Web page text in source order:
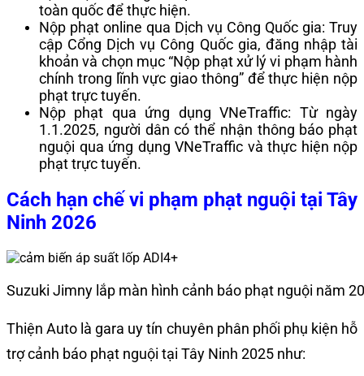
toàn quốc để thực hiện.
Nộp phạt online qua Dịch vụ Công Quốc gia: Truy
cập Cổng Dịch vụ Công Quốc gia, đăng nhập tài
khoản và chọn mục “Nộp phạt xử lý vi phạm hành
chính trong lĩnh vực giao thông” để thực hiện nộp
phạt trực tuyến.
Nộp phạt qua ứng dụng VNeTraffic: Từ ngày
1.1.2025, người dân có thể nhận thông báo phạt
nguội qua ứng dụng VNeTraffic và thực hiện nộp
phạt trực tuyến.
Cách hạn chế vi phạm phạt nguội tại Tây
Ninh 2026
Suzuki Jimny lắp màn hình cảnh báo phạt nguội năm
Thiện Auto là gara uy tín chuyên phân phối phụ kiện hỗ
trợ cảnh báo phạt nguội tại Tây Ninh 2025 như: